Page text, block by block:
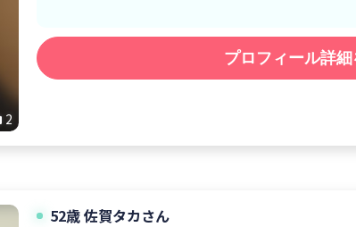
2
プロフィール詳
52歳 佐賀タカさん